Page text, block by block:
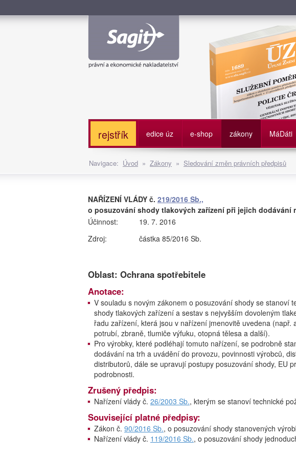
Služební poměr
rejstřík edice úz e-shop zákony MáDáti
Navigace: Úvod » Zákony » Sledování změn právních předpisů
NAŘÍZENÍ VLÁDY č. 219/2016 Sb.,
o posuzování shody tlakových zařízení při jejich dodávání
Účinnost:
19. 7. 2016
Zdroj:
částka 85/2016 Sb.
Oblast: Ochrana spotřebitele
Anotace:
V souladu s novým zákonem o posuzování shody se stanoví
shody tlakových zařízení a sestav s nejvyšším dovoleným
řadu zařízení, která jsou v nařízení jmenovitě uvedena (např.
potrubí, zbraně, tlumiče výfuku, otopná tělesa a další).
Pro výrobky, které podléhají tomuto nařízení, se podrobně
dodávání na trh a uvádění do provozu, povinnosti výrobců,
distributorů, dále se upravují postupy posuzování shody, EU
podrobnosti.
Zrušený předpis:
Nařízení vlády č. 26/2003 Sb., kterým se stanoví technické
Související platné předpisy:
Zákon č. 90/2016 Sb., o posuzování shody stanovených
Nařízení vlády č. 119/2016 Sb., o posuzování shody